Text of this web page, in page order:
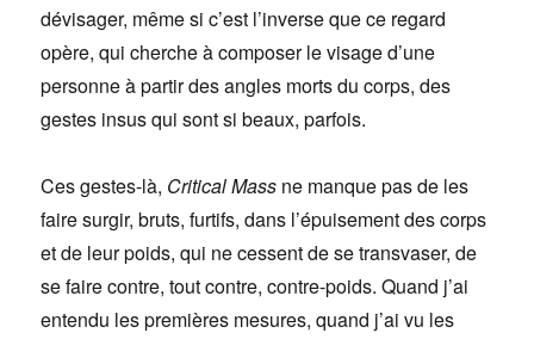
dévisager, même si c’est l’inverse que ce regard
opère, qui cherche à composer le visage d’une
personne à partir des angles morts du corps, des
gestes insus qui sont si beaux, parfois.
Ces gestes-là, Critical Mass ne manque pas de les
faire surgir, bruts, furtifs, dans l’épuisement des corps
et de leur poids, qui ne cessent de se transvaser, de
se faire contre, tout contre, contre-poids. Quand j’ai
entendu les premières mesures, quand j’ai vu les